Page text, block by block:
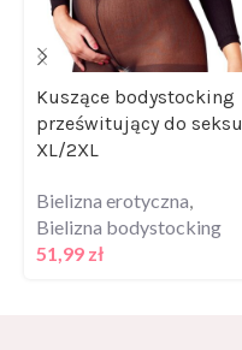
Kuszące bodystocking
prześwitujący do seksu
XL/2XL
Bielizna erotyczna
Bielizna bodystocking
51,99 zł